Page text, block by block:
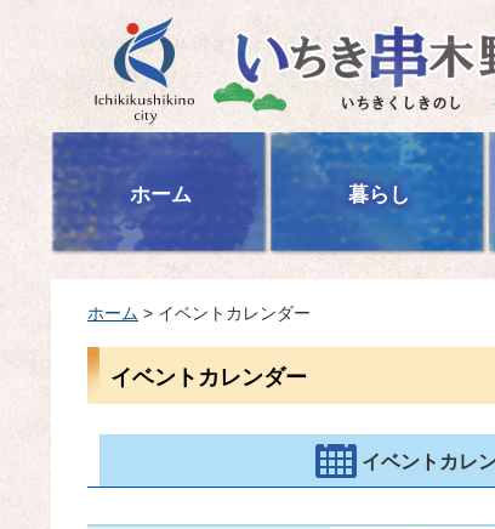
いちき串木野市
ホーム 暮らし
ホーム > イベントカレンダー
イベントカレンダー
イベントカレ